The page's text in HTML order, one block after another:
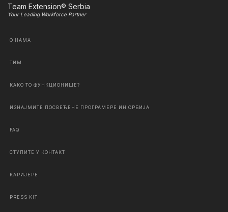
Team Extension® Serbia
Your Leading Workforce Partner
О НАМА
ТИМ
КАКО ТО ФУНКЦИОНИШЕ?
ИЗНАЈМИТЕ ПОСВЕЋЕНЕ ПРОГРАМЕРЕ ИН СРБИЈА
FAQ
СТУПИТЕ У КОНТАКТ
КАРИЈЕРЕ
PRESS KIT